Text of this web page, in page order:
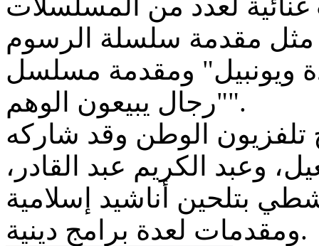
مثل مقدمة سلسلة الرسوم
ويونبيل" ومقدمة مسلسل
"رجال يبيعون الوهم".
تلفزيون الوطن وقد شاركه
وعبد الكريم عبد القادر،
بتلحين أناشيد إسلامية
ومقدمات لعدة برامج دينية.